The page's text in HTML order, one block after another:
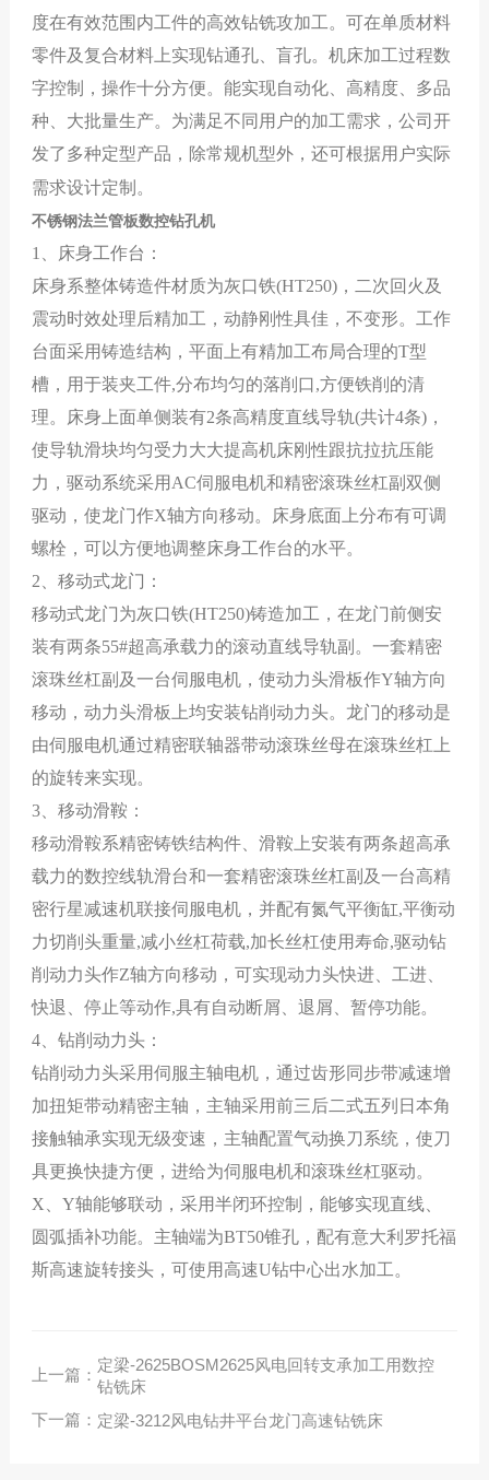
度在有效范围内工件的高效钻铣攻加工。可在单质材料
零件及复合材料上实现钻通孔、盲孔。机床加工过程数
字控制，操作十分方便。能实现自动化、高精度、多品
种、大批量生产。为满足不同用户的加工需求，公司开
发了多种定型产品 ，除常规机型外，还可根据用户实际
需求设计定制。
不锈钢法兰管板数控钻孔机
1
、床身工作台：
床身系整体铸造件材质为灰口铁(HT250)，二次回火及
震动时效处理后精加工，动静刚性具佳，不变形。工作
台面采用铸造结构，平面上有精加工布局合理的T型
槽 ，用于装夹工件,分布均匀的落削口,方便铁削的清
理。
床身上面单侧装有2条高精度直线导轨(共计4条)，
使导轨滑块均匀受力大大提高机床刚性跟抗拉抗压能
力， 驱动系统采用 AC伺服电机和精密滚珠丝杠副双侧
驱动，使龙门作X轴方向移动。床身底面上分布有可调
螺栓，可以方便地调整床身工作台的水平。
2 、移动式龙门：
移动式龙门为灰口铁(HT250)铸造加工 ，在龙门前侧安
装有两条55#超高承载力的滚动直线导轨副。一套精密
滚珠丝杠副及一台伺服电机，使动力头滑板作Y轴方向
移动，动力头滑板上均安装钻削动力头。龙门的移动是
由伺服电机通过精密联轴器带动滚珠丝母在滚珠丝杠上
的旋转来实现。
3、移动滑鞍：
移动滑鞍系精密铸铁结构件、滑鞍上安装有两条超高承
载力的数控线轨滑台和一套精密滚珠丝杠副及一台高精
密行星减速机联接伺服电机，并配有氮气平衡缸,平衡动
力切削头重量,减小丝杠荷载,加长丝杠使用寿命,驱动钻
削动力头作Z轴方向移动，可实现动力头快进、工进、
快退、停止等动作,具有自动断屑、退屑、暂停功能。
4、钻削动力头：
钻削动力头采用伺 服主轴电机，通过齿形同步带减速增
加扭矩带动精密主轴，主轴采用前三后二式五列日本角
接触轴承实现无级变速，主轴配置气动换刀系统，使刀
具更换快捷方便，进给为伺服电机和滚珠丝杠驱动。
X
Y轴能够联动，采用半闭环控制，能够实现直线、
圆弧插补功能。主轴端为BT50锥孔， 配有意大利罗托福
斯高速旋转接头，可使用高速U钻中心出水加工。
上一篇：
定梁-2625BOSM2625风电回转支承加工用数控
钻铣床
下一篇： 定梁-3212风电钻井平台龙门高速钻铣床